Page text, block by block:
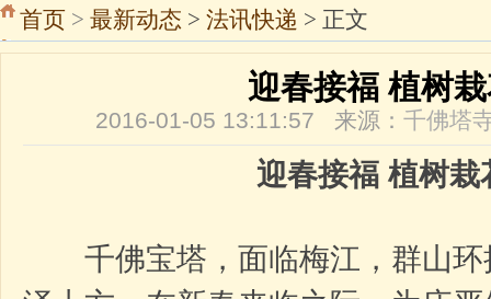
首页 > 最新动态 > 法讯快递 > 正文
迎春接福 植树
2016-01-05 13:11:57 来源： 千佛塔
迎春接福 植树栽
千佛宝塔，面临梅江，群山环